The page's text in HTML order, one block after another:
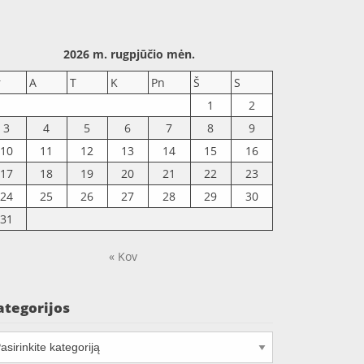
2026 m. rugpjūčio mėn.
A T K Pn Š
S
1
2
3
4 5 6 7 8
9
10
11 12 13 14 15
16
17
18 19 20 21 22
23
24
25 26 27 28 29
30
31
« Kov